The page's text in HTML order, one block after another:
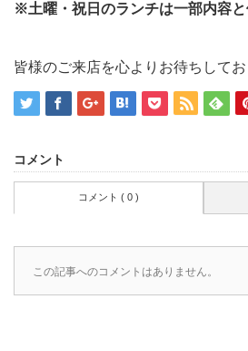
※土曜・祝日のランチは一部内容と
皆様のご来店を心よりお待ちしてお
コメント
コメント ( 0 )
この記事へのコメントはありません。